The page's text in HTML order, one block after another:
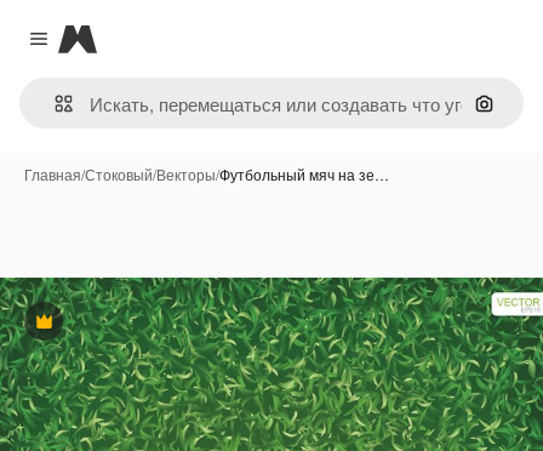
Close menu
Magnific
Поиск
Главная/Стоковый/Векторы/Футбольный мяч на зе…
Премиум